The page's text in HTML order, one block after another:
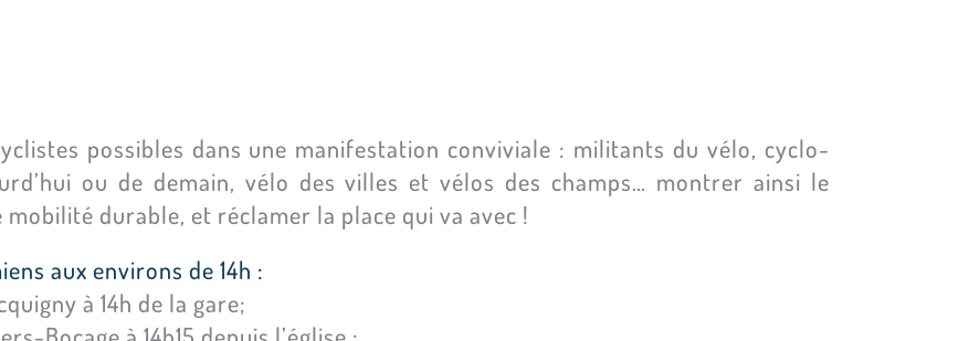
possibles dans une manifestation conviviale : militants du vélo, cyclo-
ou de demain, vélo des villes et vélos des champs… montrer ainsi le
durable, et réclamer la place qui va avec !
aux environs de 14h :
à 14h de la gare;